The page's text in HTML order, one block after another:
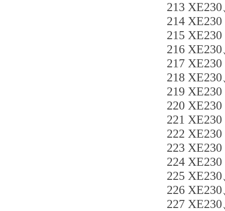
213
214
215
216
217
218
219
220
221
222
223
224
225
226
227